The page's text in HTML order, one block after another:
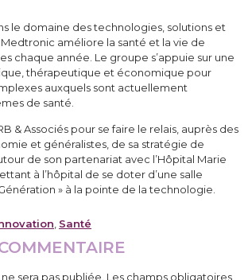
le domaine des technologies, solutions et
améliore la santé et la vie de
chaque année. Le groupe s’appuie sur une
thérapeutique et économique pour
auxquels sont actuellement
de santé.
& Associés pour se faire le relais, auprès des
et généralistes, de sa stratégie de
de son partenariat avec l’Hôpital Marie
à l’hôpital de se doter d’une salle
» à la pointe de la technologie.
, Santé
sera pas publiée. Les champs obligatoires